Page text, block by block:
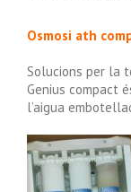
Osmosi ath
Solucions per la
Genius compact
l’aigua